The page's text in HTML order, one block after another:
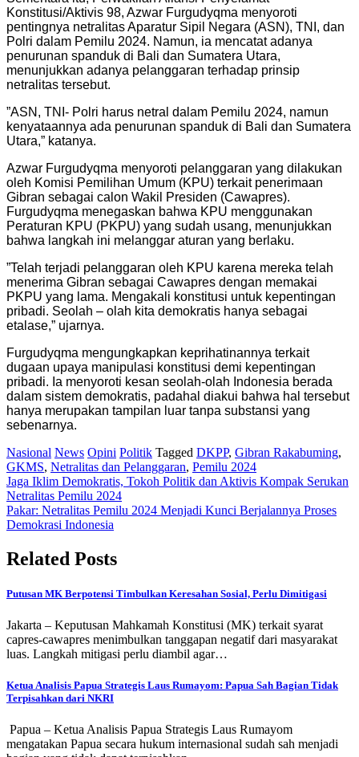
Konstitusi/Aktivis 98, Azwar Furgudyqma menyoroti
pentingnya netralitas Aparatur Sipil Negara (ASN), TNI, dan
Polri dalam Pemilu 2024. Namun, ia mencatat adanya
penurunan spanduk di Bali dan Sumatera Utara,
menunjukkan adanya pelanggaran terhadap prinsip
netralitas tersebut.
”ASN, TNI- Polri harus netral dalam Pemilu 2024, namun
kenyataannya ada penurunan spanduk di Bali dan Sumatera
Utara,” katanya.
Azwar Furgudyqma menyoroti pelanggaran yang dilakukan
oleh Komisi Pemilihan Umum (KPU) terkait penerimaan
Gibran sebagai calon Wakil Presiden (Cawapres).
Furgudyqma menegaskan bahwa KPU menggunakan
Peraturan KPU (PKPU) yang sudah usang, menunjukkan
bahwa langkah ini melanggar aturan yang berlaku.
”Telah terjadi pelanggaran oleh KPU karena mereka telah
menerima Gibran sebagai Cawapres dengan memakai
PKPU yang lama. Mengakali konstitusi untuk kepentingan
pribadi. Seolah – olah kita demokratis hanya sebagai
etalase,” ujarnya.
Furgudyqma mengungkapkan keprihatinannya terkait
dugaan upaya manipulasi konstitusi demi kepentingan
pribadi. Ia menyoroti kesan seolah-olah Indonesia berada
dalam sistem demokratis, padahal diakui bahwa hal tersebut
hanya merupakan tampilan luar tanpa substansi yang
sebenarnya.
Nasional News Opini Politik Tagged DKPP, Gibran Rakabuming,
GKMS, Netralitas dan Pelanggaran, Pemilu 2024
Post
navigation
Jaga Iklim Demokratis, Tokoh Politik dan Aktivis Kompak Serukan
Netralitas Pemilu 2024
Pakar: Netralitas Pemilu 2024 Menjadi Kunci Berjalannya Proses
Demokrasi Indonesia
Related Posts
Putusan MK Berpotensi Timbulkan Keresahan Sosial, Perlu Dimitigasi
Jakarta – Keputusan Mahkamah Konstitusi (MK) terkait syarat
capres-cawapres menimbulkan tanggapan negatif dari masyarakat
luas. Langkah mitigasi perlu diambil agar…
Ketua Analisis Papua Strategis Laus Rumayom: Papua Sah Bagian Tidak
Terpisahkan dari NKRI
Papua – Ketua Analisis Papua Strategis Laus Rumayom
mengatakan Papua secara hukum internasional sudah sah menjadi